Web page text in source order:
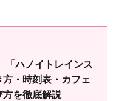
「ハノイトレインス
方・時刻表・カフェ
方を徹底解説